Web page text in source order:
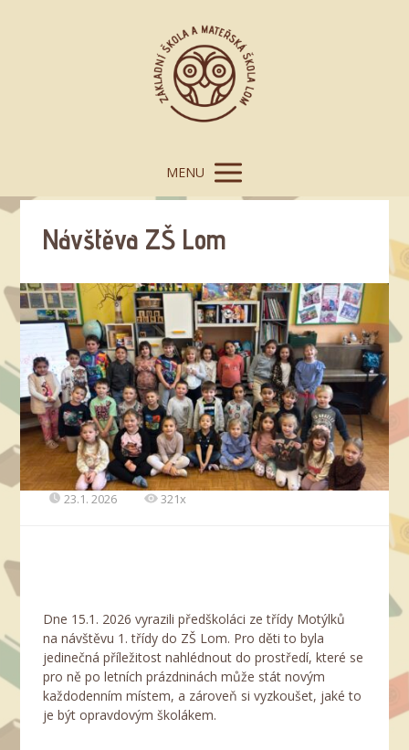
MENU
Návštěva ZŠ Lom
23.1. 2026 321x
Dne 15.1. 2026 vyrazili předškoláci ze třídy Motýlků
na návštěvu 1. třídy do ZŠ Lom. Pro děti to byla
jedinečná příležitost nahlédnout do prostředí, které se
pro ně po letních prázdninách může stát novým
každodenním místem, a zároveň si vyzkoušet, jaké to
je být opravdovým školákem.